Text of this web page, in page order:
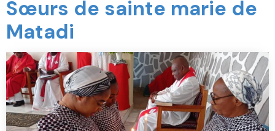
Sœurs de sainte marie de
Matadi